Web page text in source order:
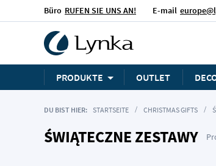
Büro RUFEN SIE UNS AN! E-mail
PRODUKTE OUTLET
DU BIST HIER: STARTSEITE CHRISTMAS GIFTS
ŚWIĄTECZNE ZESTAWY